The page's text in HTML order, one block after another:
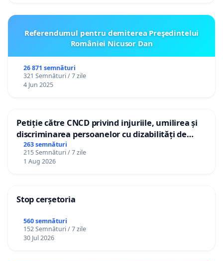
Referendumul pentru demiterea Preşedintelui
României Nicusor Dan
26 871 semnături
321 Semnături / 7 zile
4 Jun 2025
Petiție către CNCD privind injuriile, umilirea și
discriminarea persoanelor cu dizabilități de
către utilizatorul TikTok „Gorici”
263 semnături
215 Semnături / 7 zile
1 Aug 2026
Stop cerșetoria
560 semnături
152 Semnături / 7 zile
30 Jul 2026